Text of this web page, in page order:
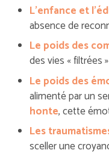
L’enfance et
absence de
Le poids des
des vies « filtrées
Le poids des
alimenté par un
honte, cette
Les
sceller une